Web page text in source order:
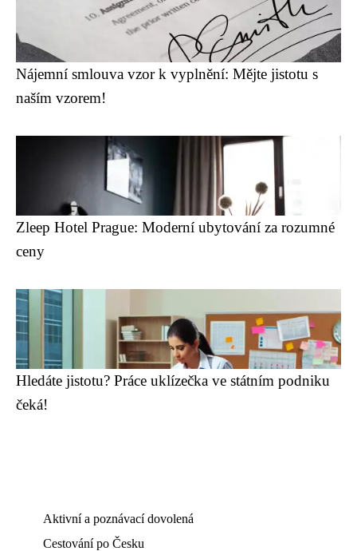
Nájemní smlouva vzor k vyplnění: Mějte jistotu s
naším vzorem!
Zleep Hotel Prague: Moderní ubytování za rozumné
ceny
Hledáte jistotu? Práce uklízečka ve státním podniku
čeká!
Aktivní a poznávací dovolená
Cestování po Česku